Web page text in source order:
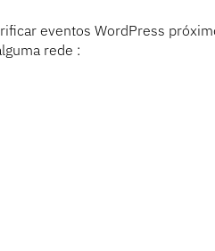
eventos WordPress
rede :